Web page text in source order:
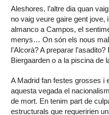
Aleshores, l’altre dia quan
no vaig veure gaire gent jove,
almanco a Campos, el
menys… On són els nous
l’Alcorà? A preparar
Biergaarden o a la piscina de
A Madrid fan festes grosses i
aquesta vegada el
de mort. En tenim part de
estructurals que requeririen